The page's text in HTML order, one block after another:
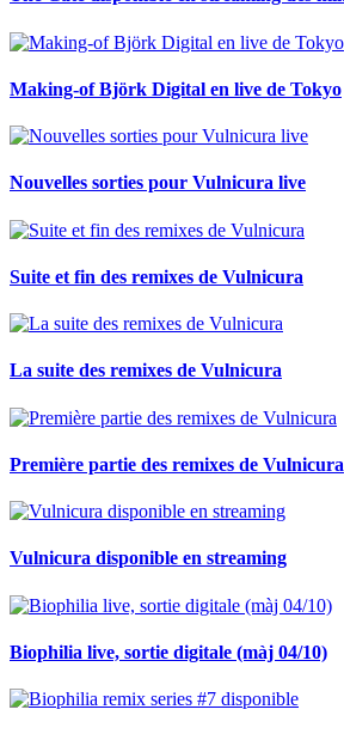
Making-of Björk Digital en live de Tokyo
Nouvelles sorties pour Vulnicura live
Suite et fin des remixes de Vulnicura
La suite des remixes de Vulnicura
Première partie des remixes de Vulnicura
Vulnicura disponible en streaming
Biophilia live, sortie digitale (màj 04/10)